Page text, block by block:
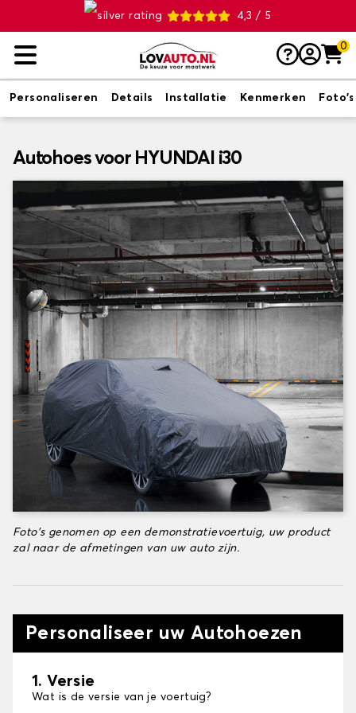
4,3 / 5
0
Personaliseren Details Installatie Kenmerken Foto's
Autohoes voor HYUNDAI i30
Foto's genomen op een demonstratievoertuig, uw product
zal naar de afmetingen van uw auto zijn.
Personaliseer uw Autohoezen
1. Versie
Wat is de versie van je voertuig?